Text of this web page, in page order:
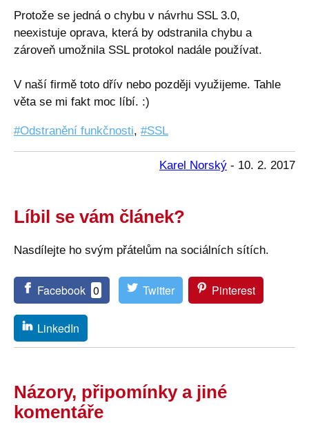
Protože se jedná o chybu v návrhu SSL 3.0,
neexistuje oprava, která by odstranila chybu a
zároveň umožnila SSL protokol nadále používat.
V naší firmě toto dřív nebo později využijeme. Tahle
věta se mi fakt moc líbí. :)
Odstranění funkčnosti, SSL
Karel Norský - 10. 2. 2017
Líbil se vám článek?
Nasdílejte ho svým přátelům na sociálních sítích.
Facebook 0 Twitter Pinterest
LinkedIn
Názory, připomínky a jiné
komentáře